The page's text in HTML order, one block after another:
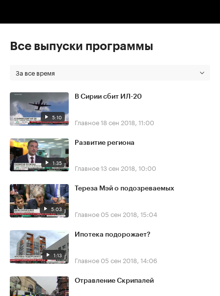
Все выпуски программы
За все время
5:10
В Сирии сбит ИЛ-20
Главное18 сен 2018, 11:00
1:35
Развитие региона
Главное13 сен 2018, 10:00
5:03
Тереза Мэй о подозреваемых
Главное 05 сен 2018, 15:04
1:13
Ипотека подорожает?
Главное 05 сен 2018, 14:06
Отравление Скрипалей